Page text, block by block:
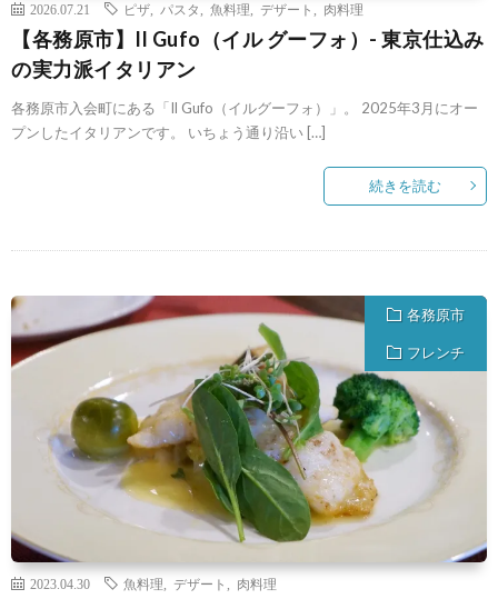
2026.07.21 ピザ パスタ 魚料理 デザート 肉料理
【各務原市】Il Gufo（イル グーフォ）- 東京仕込み
の実力派イタリアン
各務原市入会町にある「Il Gufo（イルグーフォ）」。 2025年3月にオー
プンしたイタリアンです。 いちょう通り沿い […]
続きを読む
各務原市
フレンチ
2023.04.30 魚料理 デザート 肉料理